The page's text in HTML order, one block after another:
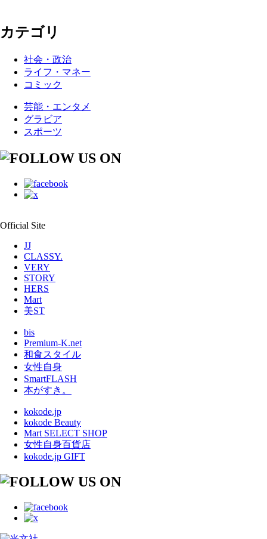
カテゴリ
社会・政治
ライフ・マネー
コミック
芸能・エンタメ
グラビア
スポーツ
Official Site
JJ
CLASSY.
VERY
STORY
HERS
Mart
美ST
bis
Premium-K.net
和食スタイル
女性自身
SmartFLASH
本がすき。
kokode.jp
kokode Beauty
Mart SELECT SHOP
女性自身百貨店
kokode.jp GIFT